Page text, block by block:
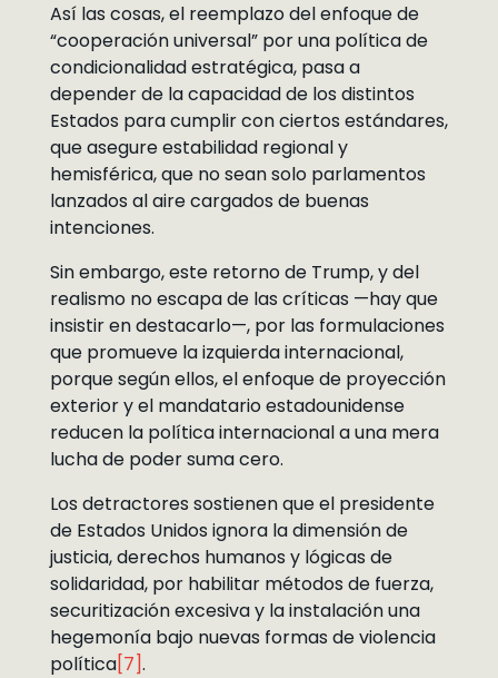
Así las cosas, el reemplazo del enfoque de
“cooperación universal” por una política de
condicionalidad estratégica, pasa a
depender de la capacidad de los distintos
Estados para cumplir con ciertos estándares,
que asegure estabilidad regional y
hemisférica, que no sean solo parlamentos
lanzados al aire cargados de buenas
intenciones.
Sin embargo, este retorno de Trump, y del
realismo no escapa de las críticas —hay que
insistir en destacarlo—, por las formulaciones
que promueve la izquierda internacional,
porque según ellos, el enfoque de proyección
exterior y el mandatario estadounidense
reducen la política internacional a una mera
lucha de poder suma cero.
Los detractores sostienen que el presidente
de Estados Unidos ignora la dimensión de
justicia, derechos humanos y lógicas de
solidaridad, por habilitar métodos de fuerza,
securitización excesiva y la instalación una
hegemonía bajo nuevas formas de violencia
política[7].